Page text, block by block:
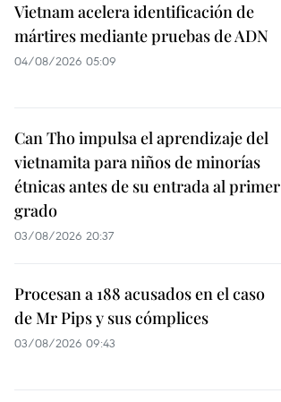
Vietnam acelera identificación de
mártires mediante pruebas de ADN
04/08/2026 05:09
Can Tho impulsa el aprendizaje del
vietnamita para niños de minorías
étnicas antes de su entrada al primer
grado
03/08/2026 20:37
Procesan a 188 acusados en el caso
de Mr Pips y sus cómplices
03/08/2026 09:43